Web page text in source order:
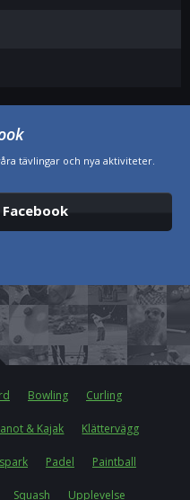
tävlingar och nya aktiviteter.
Bowling Curling
& Kajak Klättervägg
Padel Paintball
Squash Upplevelse